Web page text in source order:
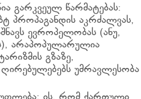
გარკვეულ წარმატებას:
პროპაგანდის აკრძალვას,
ევროპელობას (ანუ,
არაპოპულარულია
გზაზე,
უმრავლესობა